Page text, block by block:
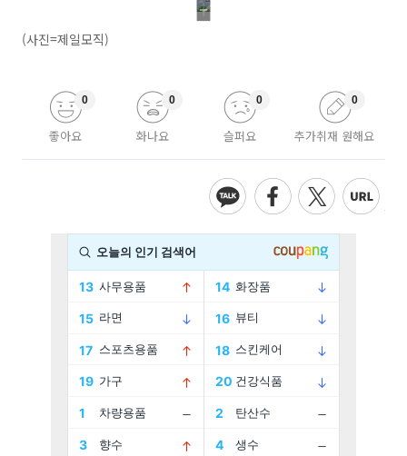
(사진=제일모직)
좋아요
0
화나요
0
슬퍼요
0
추가취재 원해요
0